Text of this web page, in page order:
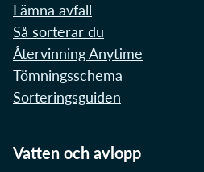
Lämna avfall
Så sorterar du
Återvinning Anytime
Tömningsschema
Sorteringsguiden
Vatten och avlopp